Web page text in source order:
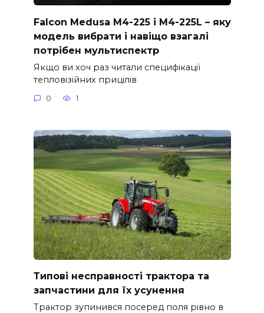
Falcon Medusa M4-225 і M4-225L – яку
модель вибрати і навіщо взагалі
потрібен мультиспектр
Якщо ви хоч раз читали специфікації
тепловізійних прицілів
0 1
Типові несправності трактора та
запчастини для їх усунення
Трактор зупинився посеред поля рівно в